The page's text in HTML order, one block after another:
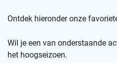
Ontdek hieronder onze
Wil je een van onderstaande
het hoogseizoen.